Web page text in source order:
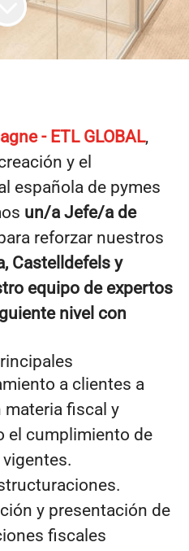
- ETL GLOBAL,
y el
española de pymes
un/a Jefe/a de
reforzar nuestros
Castelldefels y
equipo de expertos
nivel con
a clientes a
materia fiscal y
el cumplimiento de
y presentación de
fiscales